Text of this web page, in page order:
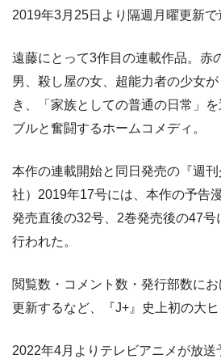
2019年3月25日より隔週月曜更新で
遠藤にとって3作目の連載作品。赤
男、殺し屋の女、超能力者の少女
き、「家族としての普通の日常」
ブルと奮闘するホームコメディ。
本作の連載開始と同日発売の『週
社）2019年17号には、本作の予告
発売直後の32号、2巻発売後の47
行われた。
閲覧数・コメント数・発行部数に
更新するなど、『J+』史上初の大ヒ
2022年4月よりテレビアニメが放送